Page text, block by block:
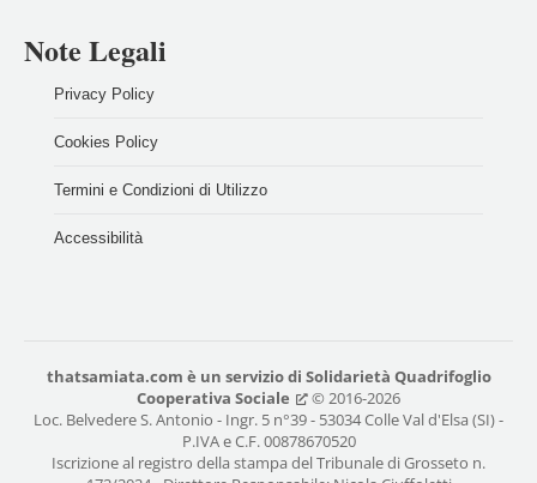
Note Legali
Privacy Policy
Cookies Policy
Termini e Condizioni di Utilizzo
Accessibilità
thatsamiata.com è un servizio di Solidarietà Quadrifoglio
Cooperativa Sociale
© 2016-2026
Loc. Belvedere S. Antonio - Ingr. 5 n°39 - 53034 Colle Val d'Elsa (SI) -
P.IVA e C.F. 00878670520
Iscrizione al registro della stampa del Tribunale di Grosseto n.